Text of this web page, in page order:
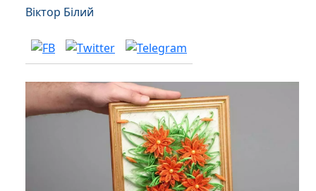
Віктор Білий